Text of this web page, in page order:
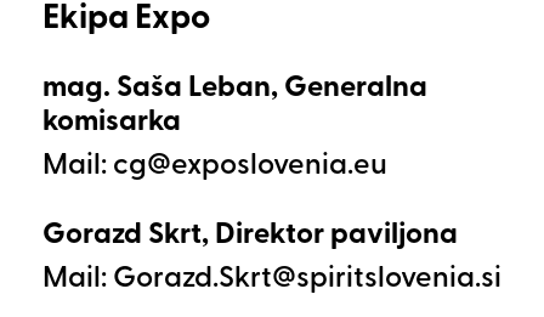
Ekipa Expo
mag. Saša Leban, Generalna
komisarka
Mail:
Gorazd Skrt, Direktor paviljona
Mail: